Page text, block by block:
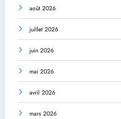
août 2026
juillet 2026
juin 2026
mai 2026
avril 2026
mars 2026